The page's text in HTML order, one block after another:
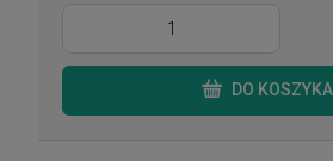
DO KOSZYKA